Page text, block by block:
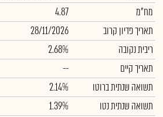
מח"מ
4.87
תאריך פדיון קרוב
28/11/2026
ריבית נקובה
2.68%
תאריך קיים
--
תשואה שנתית ברוטו
2.14%
תשואה שנתית נטו
1.39%